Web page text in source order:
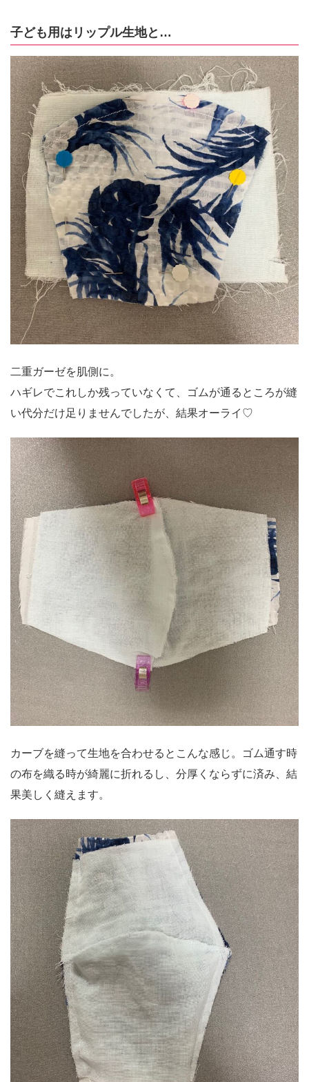
子ども用はリップル生地と…
二重ガーゼを肌側に。
ハギレでこれしか残っていなくて、ゴムが通るところが縫
い代分だけ足りませんでしたが、結果オーライ♡
カーブを縫って生地を合わせるとこんな感じ。ゴム通す時
の布を織る時が綺麗に折れるし、分厚くならずに済み、結
果美しく縫えます。